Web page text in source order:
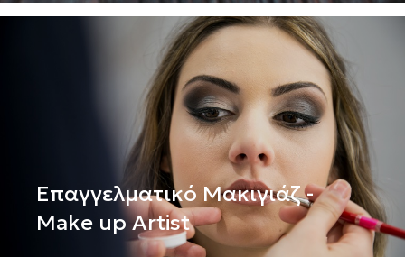
Επαγγελματικό Μακιγιάζ -
Make up Artist